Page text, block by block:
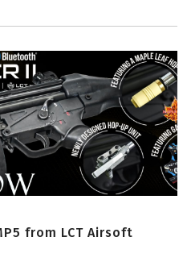
from LCT Airsoft